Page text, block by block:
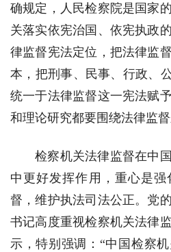
确规定，人民检察院是国家
关落实依宪治国、依宪执政
律监督宪法定位，把法律监
本，把刑事、民事、行政、
统一于法律监督这一宪法赋
和理论研究都要围绕法律监督
检察机关法律监督在中
中更好发挥作用，重心是
督，维护执法司法公正。党
书记高度重视检察机关法律
示，特别强调：“中国检察